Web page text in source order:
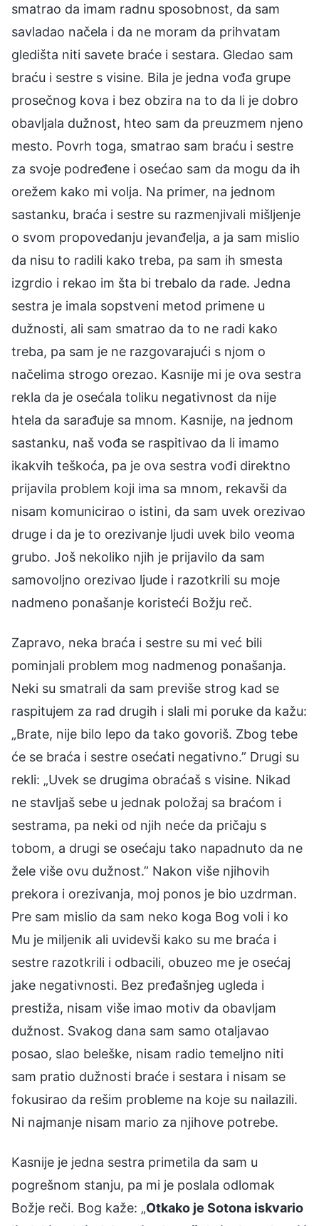
smatrao da imam radnu sposobnost, da sam
savladao načela i da ne moram da prihvatam
gledišta niti savete braće i sestara. Gledao sam
braću i sestre s visine. Bila je jedna vođa grupe
prosečnog kova i bez obzira na to da li je dobro
obavljala dužnost, hteo sam da preuzmem njeno
mesto. Povrh toga, smatrao sam braću i sestre
za svoje podređene i osećao sam da mogu da ih
orežem kako mi volja. Na primer, na jednom
sastanku, braća i sestre su razmenjivali mišljenje
o svom propovedanju jevanđelja, a ja sam mislio
da nisu to radili kako treba, pa sam ih smesta
izgrdio i rekao im šta bi trebalo da rade. Jedna
sestra je imala sopstveni metod primene u
dužnosti, ali sam smatrao da to ne radi kako
treba, pa sam je ne razgovarajući s njom o
načelima strogo orezao. Kasnije mi je ova sestra
rekla da je osećala toliku negativnost da nije
htela da sarađuje sa mnom. Kasnije, na jednom
sastanku, naš vođa se raspitivao da li imamo
ikakvih teškoća, pa je ova sestra vođi direktno
prijavila problem koji ima sa mnom, rekavši da
nisam komunicirao o istini, da sam uvek orezivao
druge i da je to orezivanje ljudi uvek bilo veoma
grubo. Još nekoliko njih je prijavilo da sam
samovoljno orezivao ljude i razotkrili su moje
nadmeno ponašanje koristeći Božju reč.
Zapravo, neka braća i sestre su mi već bili
pominjali problem mog nadmenog ponašanja.
Neki su smatrali da sam previše strog kad se
raspitujem za rad drugih i slali mi poruke da kažu:
„Brate, nije bilo lepo da tako govoriš. Zbog tebe
će se braća i sestre osećati negativno.” Drugi su
rekli: „Uvek se drugima obraćaš s visine. Nikad
ne stavljaš sebe u jednak položaj sa braćom i
sestrama, pa neki od njih neće da pričaju s
tobom, a drugi se osećaju tako napadnuto da ne
žele više ovu dužnost.” Nakon više njihovih
prekora i orezivanja, moj ponos je bio uzdrman.
Pre sam mislio da sam neko koga Bog voli i ko
Mu je miljenik ali uvidevši kako su me braća i
sestre razotkrili i odbacili, obuzeo me je osećaj
jake negativnosti. Bez pređašnjeg ugleda i
prestiža, nisam više imao motiv da obavljam
dužnost. Svakog dana sam samo otaljavao
posao, slao beleške, nisam radio temeljno niti
sam pratio dužnosti braće i sestara i nisam se
fokusirao da rešim probleme na koje su nailazili.
Ni najmanje nisam mario za njihove potrebe.
Kasnije je jedna sestra primetila da sam u
pogrešnom stanju, pa mi je poslala odlomak
Božje reči. Bog kaže: „Otkako je Sotona iskvario